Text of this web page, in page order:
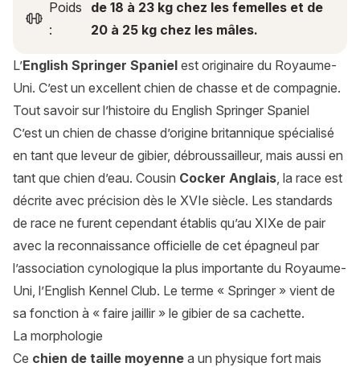
Poids
:
de 18 à 23 kg chez les femelles et de
20 à 25 kg chez les mâles.
L’English Springer Spaniel est originaire du Royaume-
Uni. C’est un excellent chien de chasse et de compagnie.
Tout savoir sur l’histoire du English Springer Spaniel
C’est un chien de chasse d’origine britannique spécialisé
en tant que leveur de gibier, débroussailleur, mais aussi en
tant que chien d’eau. Cousin Cocker Anglais, la race est
décrite avec précision dès le XVIe siècle. Les standards
de race ne furent cependant établis qu’au XIXe de pair
avec la reconnaissance officielle de cet épagneul par
l’association cynologique la plus importante du Royaume-
Uni, l’English Kennel Club. Le terme « Springer » vient de
sa fonction à « faire jaillir » le gibier de sa cachette.
La morphologie
Ce chien de taille moyenne a un physique fort mais